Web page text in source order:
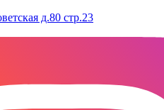
д.80 стр.23